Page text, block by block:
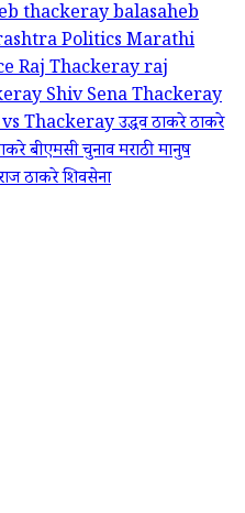
thackeraybalasaheb
PoliticsMarathi
Raj Thackerayraj
Shiv SenaThackeray
Thackerayउद्धव ठाकरेठाकरे
बीएमसी चुनावमराठी मानुष
ठाकरेशिवसेना